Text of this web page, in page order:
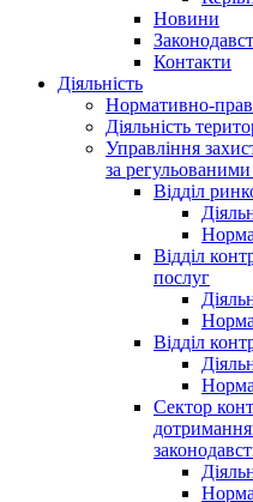
Новини
Контакти
Діяльність
Нормативно-
Діяльність
Управління
за
Відділ
Відділ
послуг
Відділ
Сектор